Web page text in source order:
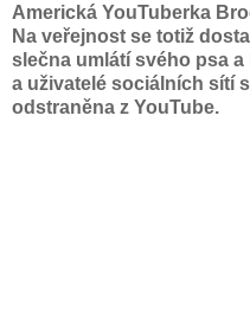
Americká YouTuberka
Na veřejnost se totiž
slečna umlátí svého psa
a uživatelé sociálních sítí
odstraněna z YouTube.